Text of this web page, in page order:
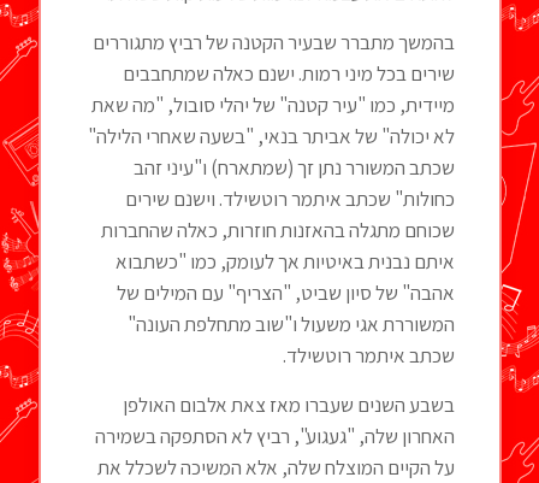
בהמשך מתברר שבעיר הקטנה של רביץ מתגוררים
שירים בכל מיני רמות. ישנם כאלה שמתחבבים
מיידית, כמו "עיר קטנה" של יהלי סובול, "מה שאת
לא יכולה" של אביתר בנאי, "בשעה שאחרי הלילה"
שכתב המשורר נתן זך (שמתארח) ו"עיני זהב
כחולות" שכתב איתמר רוטשילד. וישנם שירים
שכוחם מתגלה בהאזנות חוזרות, כאלה שהחברות
איתם נבנית באיטיות אך לעומק, כמו "כשתבוא
אהבה" של סיון שביט, "הצריף" עם המילים של
המשוררת אגי משעול ו"שוב מתחלפת העונה"
שכתב איתמר רוטשילד.
בשבע השנים שעברו מאז צאת אלבום האולפן
האחרון שלה, "געגוע", רביץ לא הסתפקה בשמירה
על הקיים המוצלח שלה, אלא המשיכה לשכלל את